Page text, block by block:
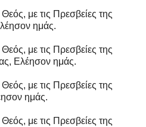
με τις Πρεσβείες της
ημάς.
με τις Πρεσβείες της
Ελέησον ημάς.
με τις Πρεσβείες της
ημάς.
με τις Πρεσβείες της